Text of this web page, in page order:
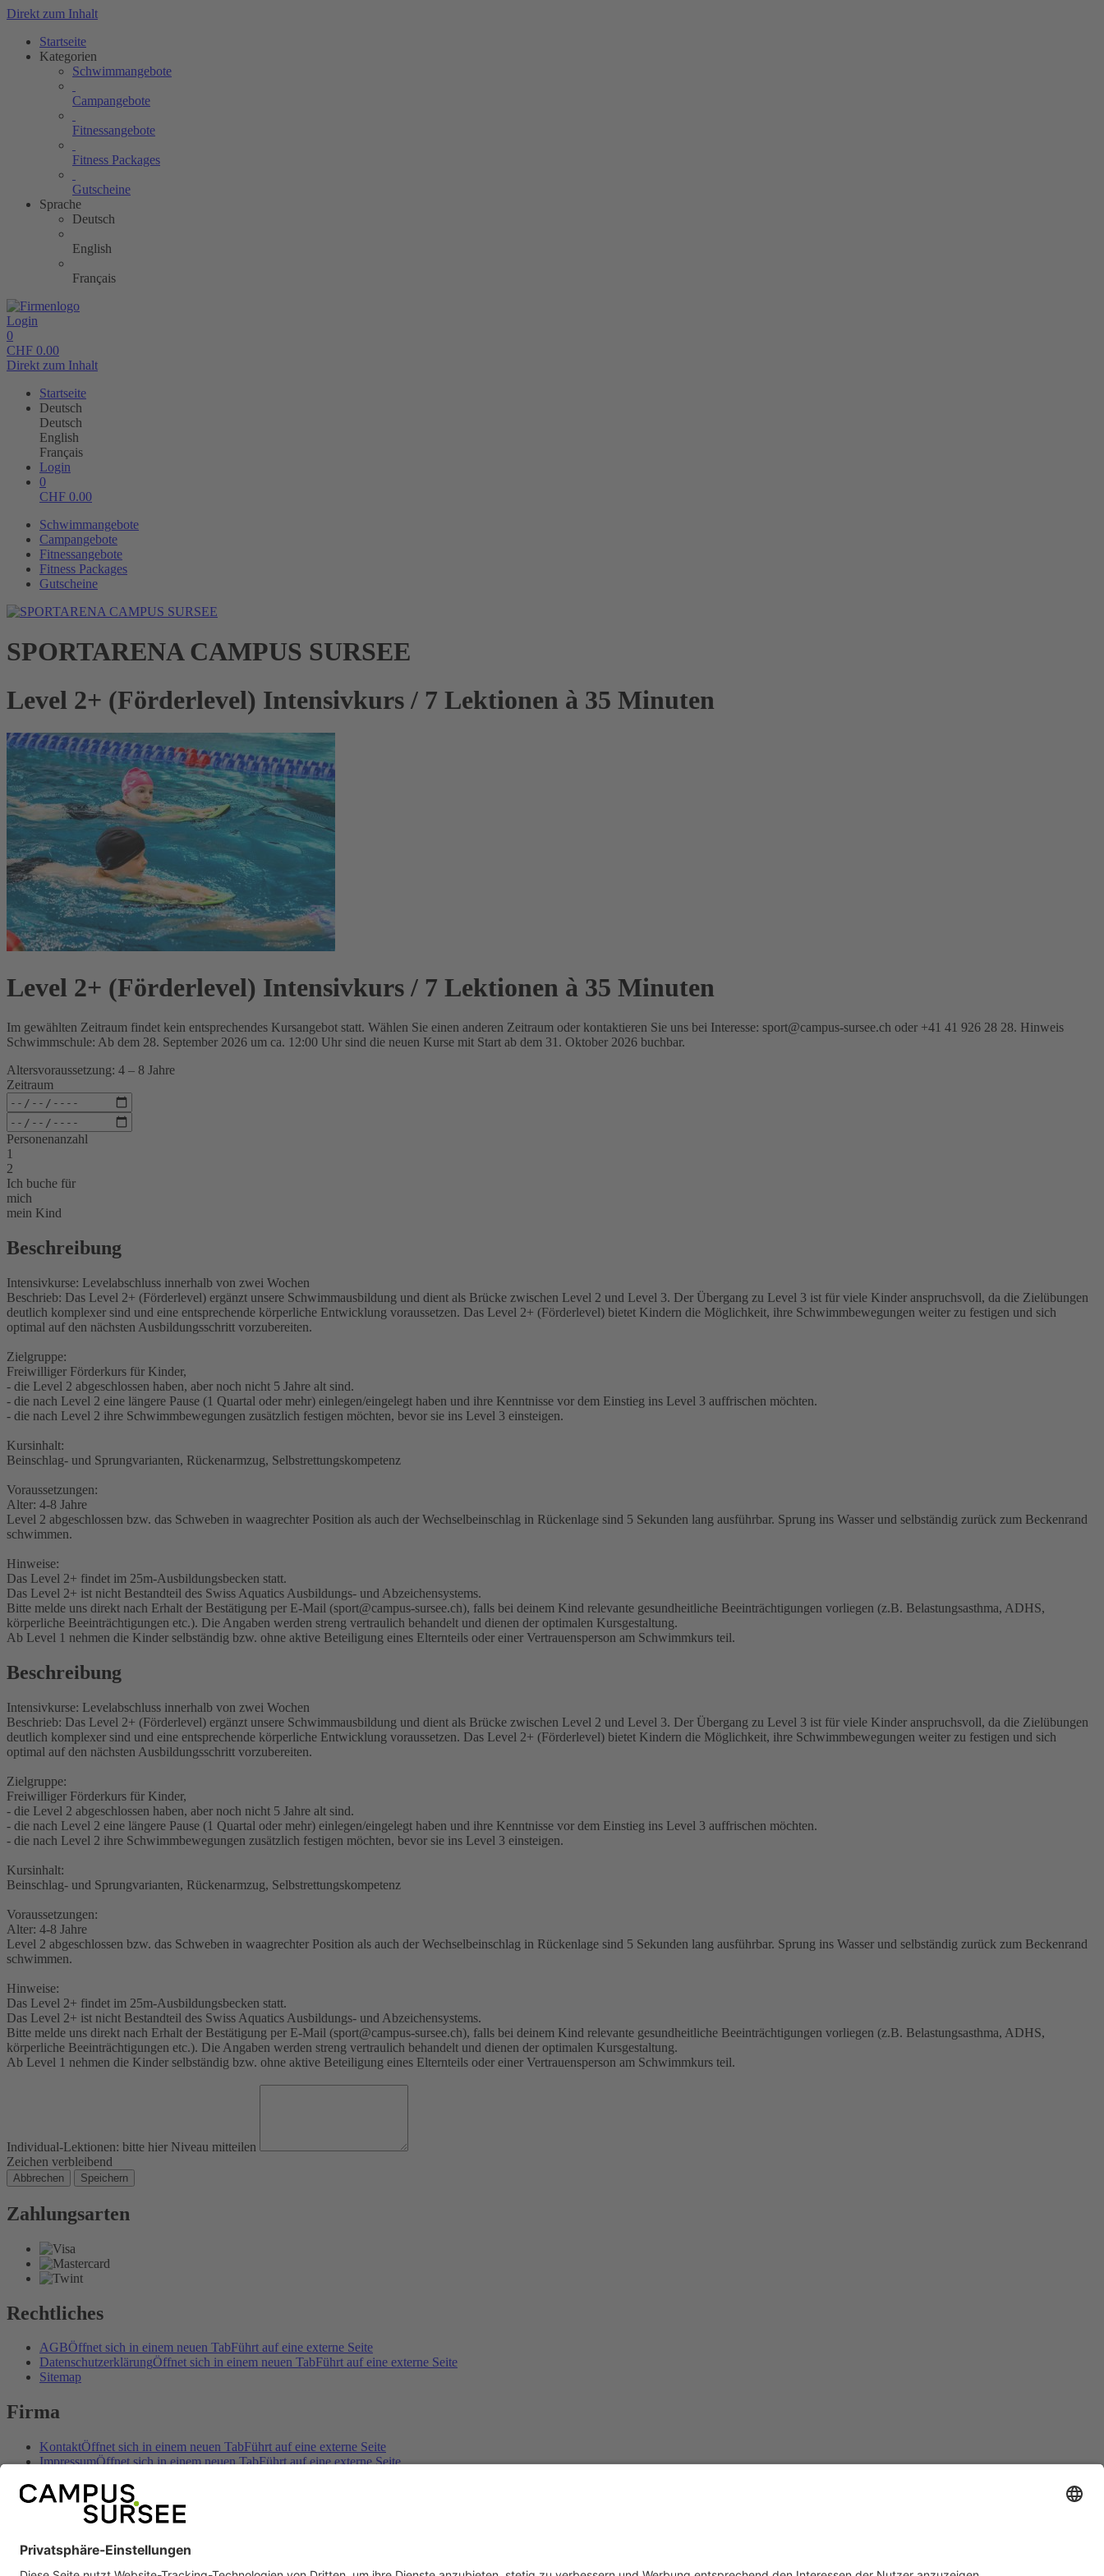
Direkt zum Inhalt
Startseite
Kategorien
Schwimmangebote
Campangebote
Fitnessangebote
Fitness Packages
Gutscheine
Sprache
Deutsch
English
Français
Login
0
CHF 0.00
Direkt zum Inhalt
Startseite
Deutsch
Deutsch
English
Français
Login
0
CHF 0.00
Schwimmangebote
Campangebote
Fitnessangebote
Fitness Packages
Gutscheine
SPORTARENA CAMPUS SURSEE
Level 2+ (Förderlevel) Intensivkurs / 7 Lektionen à 35 Minuten
Level 2+ (Förderlevel) Intensivkurs / 7 Lektionen à 35 Minuten
Im gewählten Zeitraum findet kein entsprechendes Kursangebot statt. Wählen Sie einen anderen Zeitraum oder kontaktieren Sie uns bei Interesse: sport@campus-sursee.ch oder +41 41 926 28 28. Hinweis
Schwimmschule: Ab dem 28. September 2026 um ca. 12:00 Uhr sind die neuen Kurse mit Start ab dem 31. Oktober 2026 buchbar.
Altersvoraussetzung: 4 – 8 Jahre
Zeitraum
Personenanzahl
1
2
Ich buche für
mich
mein Kind
Beschreibung
Intensivkurse: Levelabschluss innerhalb von zwei Wochen
Beschrieb: Das Level 2+ (Förderlevel) ergänzt unsere Schwimmausbildung und dient als Brücke zwischen Level 2 und Level 3. Der Übergang zu Level 3 ist für viele Kinder anspruchsvoll, da die Zielübungen
deutlich komplexer sind und eine entsprechende körperliche Entwicklung voraussetzen. Das Level 2+ (Förderlevel) bietet Kindern die Möglichkeit, ihre Schwimmbewegungen weiter zu festigen und sich
optimal auf den nächsten Ausbildungsschritt vorzubereiten.
Zielgruppe:
Freiwilliger Förderkurs für Kinder,
- die Level 2 abgeschlossen haben, aber noch nicht 5 Jahre alt sind.
- die nach Level 2 eine längere Pause (1 Quartal oder mehr) einlegen/eingelegt haben und ihre Kenntnisse vor dem Einstieg ins Level 3 auffrischen möchten.
- die nach Level 2 ihre Schwimmbewegungen zusätzlich festigen möchten, bevor sie ins Level 3 einsteigen.
Kursinhalt:
Beinschlag- und Sprungvarianten, Rückenarmzug, Selbstrettungskompetenz
Voraussetzungen:
Alter: 4-8 Jahre
Level 2 abgeschlossen bzw. das Schweben in waagrechter Position als auch der Wechselbeinschlag in Rückenlage sind 5 Sekunden lang ausführbar. Sprung ins Wasser und selbständig zurück zum Beckenrand
schwimmen.
Hinweise:
Das Level 2+ findet im 25m-Ausbildungsbecken statt.
Das Level 2+ ist nicht Bestandteil des Swiss Aquatics Ausbildungs- und Abzeichensystems.
Bitte melde uns direkt nach Erhalt der Bestätigung per E-Mail (sport@campus-sursee.ch), falls bei deinem Kind relevante gesundheitliche Beeinträchtigungen vorliegen (z.B. Belastungsasthma, ADHS,
körperliche Beeinträchtigungen etc.). Die Angaben werden streng vertraulich behandelt und dienen der optimalen Kursgestaltung.
Ab Level 1 nehmen die Kinder selbständig bzw. ohne aktive Beteiligung eines Elternteils oder einer Vertrauensperson am Schwimmkurs teil.
Beschreibung
Intensivkurse: Levelabschluss innerhalb von zwei Wochen
Beschrieb: Das Level 2+ (Förderlevel) ergänzt unsere Schwimmausbildung und dient als Brücke zwischen Level 2 und Level 3. Der Übergang zu Level 3 ist für viele Kinder anspruchsvoll, da die Zielübungen
deutlich komplexer sind und eine entsprechende körperliche Entwicklung voraussetzen. Das Level 2+ (Förderlevel) bietet Kindern die Möglichkeit, ihre Schwimmbewegungen weiter zu festigen und sich
optimal auf den nächsten Ausbildungsschritt vorzubereiten.
Zielgruppe:
Freiwilliger Förderkurs für Kinder,
- die Level 2 abgeschlossen haben, aber noch nicht 5 Jahre alt sind.
- die nach Level 2 eine längere Pause (1 Quartal oder mehr) einlegen/eingelegt haben und ihre Kenntnisse vor dem Einstieg ins Level 3 auffrischen möchten.
- die nach Level 2 ihre Schwimmbewegungen zusätzlich festigen möchten, bevor sie ins Level 3 einsteigen.
Kursinhalt:
Beinschlag- und Sprungvarianten, Rückenarmzug, Selbstrettungskompetenz
Voraussetzungen:
Alter: 4-8 Jahre
Level 2 abgeschlossen bzw. das Schweben in waagrechter Position als auch der Wechselbeinschlag in Rückenlage sind 5 Sekunden lang ausführbar. Sprung ins Wasser und selbständig zurück zum Beckenrand
schwimmen.
Hinweise:
Das Level 2+ findet im 25m-Ausbildungsbecken statt.
Das Level 2+ ist nicht Bestandteil des Swiss Aquatics Ausbildungs- und Abzeichensystems.
Bitte melde uns direkt nach Erhalt der Bestätigung per E-Mail (sport@campus-sursee.ch), falls bei deinem Kind relevante gesundheitliche Beeinträchtigungen vorliegen (z.B. Belastungsasthma, ADHS,
körperliche Beeinträchtigungen etc.). Die Angaben werden streng vertraulich behandelt und dienen der optimalen Kursgestaltung.
Ab Level 1 nehmen die Kinder selbständig bzw. ohne aktive Beteiligung eines Elternteils oder einer Vertrauensperson am Schwimmkurs teil.
Individual-Lektionen: bitte hier Niveau mitteilen
Zeichen verbleibend
Abbrechen Speichern
Zahlungsarten
Rechtliches
AGBÖffnet sich in einem neuen TabFührt auf eine externe Seite
DatenschutzerklärungÖffnet sich in einem neuen TabFührt auf eine externe Seite
Sitemap
Firma
KontaktÖffnet sich in einem neuen TabFührt auf eine externe Seite
ImpressumÖffnet sich in einem neuen TabFührt auf eine externe Seite
Anreise
Öffnet sich in einem neuen Tab
Preise & AngeboteÖffnet sich in einem neuen Tab
Sozial